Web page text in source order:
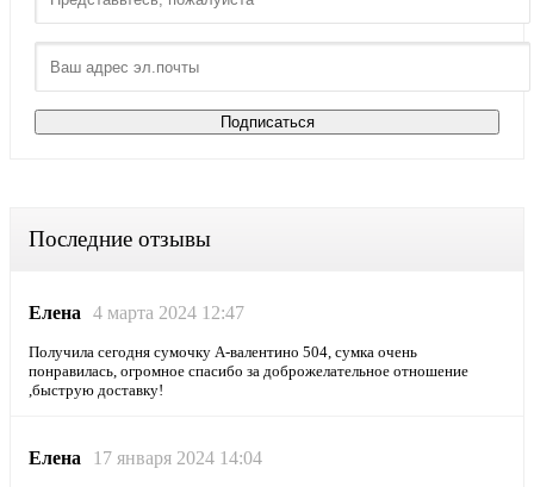
Последние отзывы
Елена 4 марта 2024 12:47
Получила сегодня сумочку А-валентино 504, сумка очень
понравилась, огромное спасибо за доброжелательное отношение
,быструю доставку!
Елена 17 января 2024 14:04